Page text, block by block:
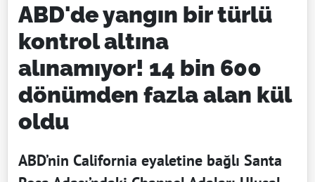
ABD'de yangın bir türlü
kontrol altına
alınamıyor! 14 bin 600
dönümden fazla alan kül
oldu
ABD’nin California eyaletine bağlı Santa